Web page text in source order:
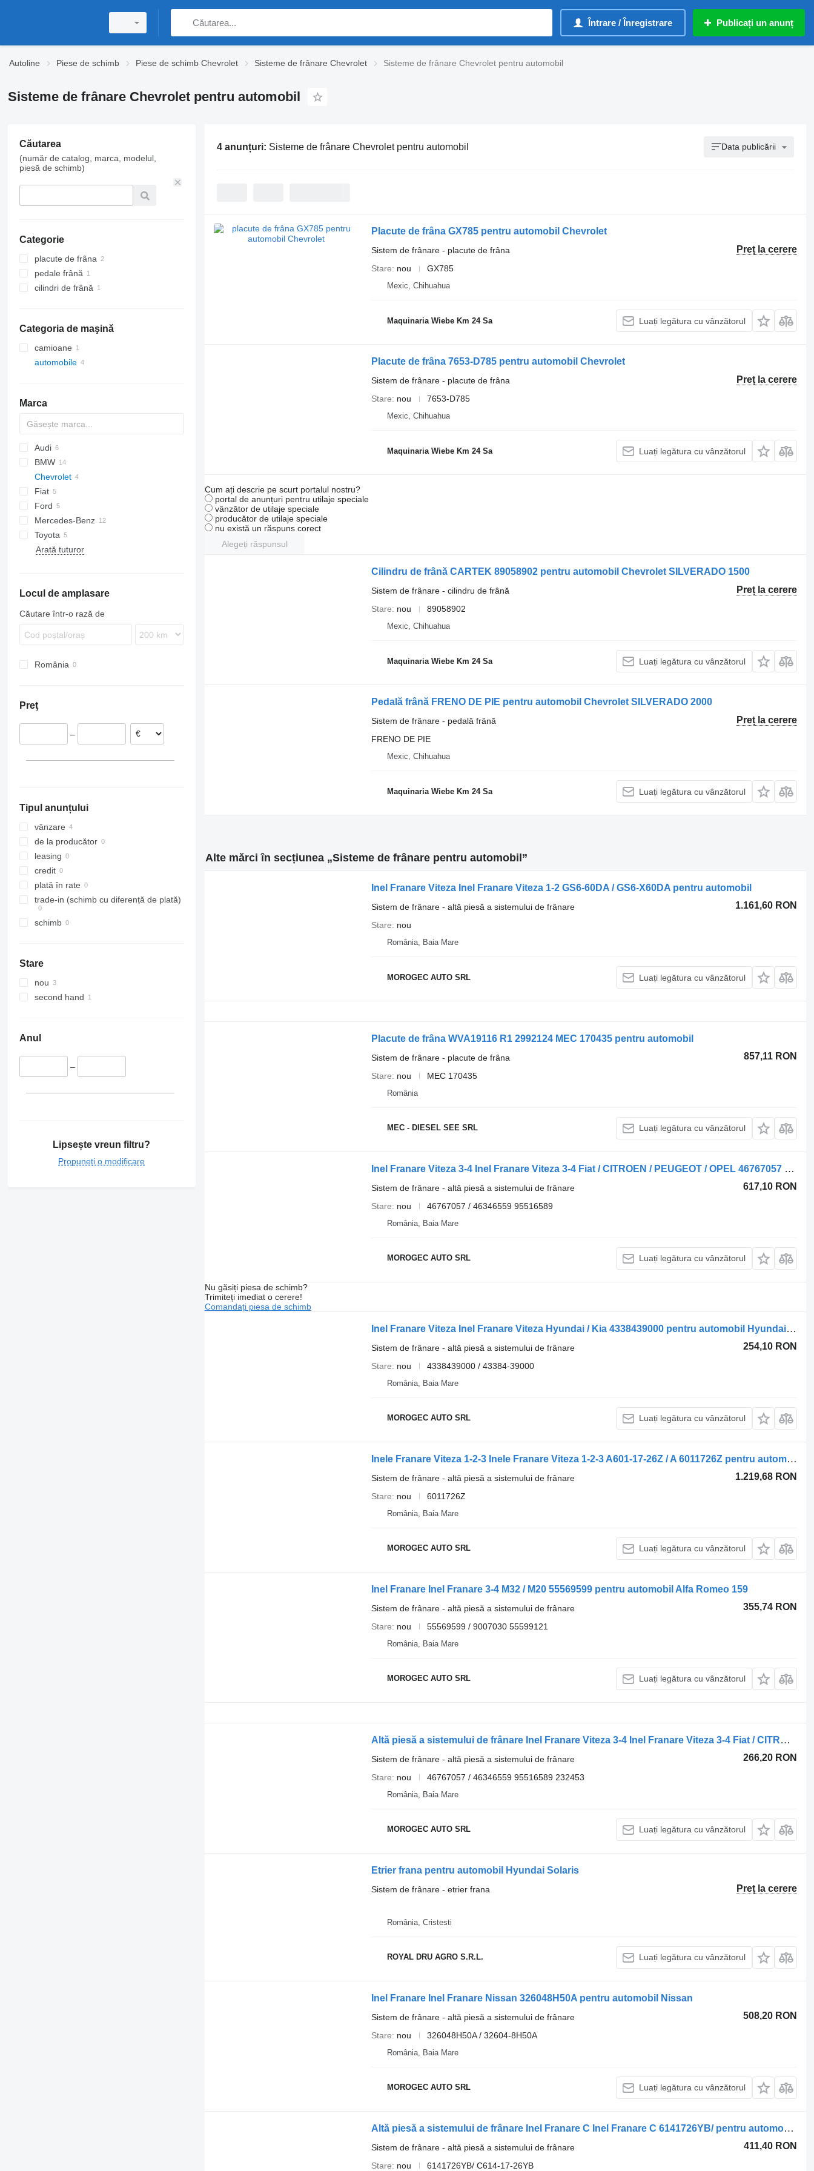
Întrare / Înregistrare Publicați un anunț
Autoline Piese de schimb Piese de schimb Chevrolet Sisteme de frânare Chevrolet Sisteme de frânare Chevrolet pentru automobil
Sisteme de frânare Chevrolet pentru automobil
Căutarea
(număr de catalog, marca, modelul,
piesă de schimb)
Categorie
placute de frâna
pedale frână
cilindri de frână
Categoria de maşină
camioane
automobile
Marca
159
Audi
A-series
Q-series
S-series
BMW
M-Series
X-Series
Chevrolet
Silverado
Silverado 1500
Berlingo
Durango
Ram
Fiat
Doblo
Ford
Ranger
Daily
Carnival
6520
Range Rover
6
CX
Mercedes-Benz
C-Class
L-series
911
Mascott
Fortwo
Toyota
Hilux
Golf
Arată tuturor
Locul de amplasare
Căutare într-o rază de
România
Preţ
–
Tipul anunțului
vânzare
de la producător
leasing
credit
plată în rate
trade-in (schimb cu diferență de plată)
schimb
Stare
nou
second hand
Anul
–
Lipsește vreun filtru?
Propuneți o modificare
4 anunțuri: Sisteme de frânare Chevrolet pentru automobil Data publicării
Placute de frâna GX785 pentru automobil Chevrolet
Preț la cerere
Sistem de frânare - placute de frâna
Stare
nou GX785
Mexic, Chihuahua
Maquinaria Wiebe Km 24 Sa Luați legătura cu vânzătorul
Placute de frâna 7653-D785 pentru automobil Chevrolet
Preț la cerere
Sistem de frânare - placute de frâna
Stare
nou 7653-D785
Mexic, Chihuahua
Maquinaria Wiebe Km 24 Sa Luați legătura cu vânzătorul
Cum ați descrie pe scurt portalul nostru?
portal de anunțuri pentru utilaje speciale
vânzător de utilaje speciale
producător de utilaje speciale
nu există un răspuns corect
Alegeți răspunsul
Cilindru de frână CARTEK 89058902 pentru automobil Chevrolet SILVERADO 1500
Preț la cerere
Sistem de frânare - cilindru de frână
Stare
nou 89058902
Mexic, Chihuahua
Maquinaria Wiebe Km 24 Sa Luați legătura cu vânzătorul
Pedală frână FRENO DE PIE pentru automobil Chevrolet SILVERADO 2000
Preț la cerere
Sistem de frânare - pedală frână
FRENO DE PIE
Mexic, Chihuahua
Maquinaria Wiebe Km 24 Sa Luați legătura cu vânzătorul
Alte mărci în secțiunea „Sisteme de frânare pentru automobil”
Inel Franare Viteza Inel Franare Viteza 1-2 GS6-60DA / GS6-X60DA pentru automobil
1.161,60 RON
Sistem de frânare - altă piesă a sistemului de frânare
Stare
nou
România, Baia Mare
MOROGEC AUTO SRL Luați legătura cu vânzătorul
Placute de frâna WVA19116 R1 2992124 MEC 170435 pentru automobil
857,11 RON
Sistem de frânare - placute de frâna
Stare
nou MEC 170435
România
MEC - DIESEL SEE SRL Luați legătura cu vânzătorul
Inel Franare Viteza 3-4 Inel Franare Viteza 3-4 Fiat / CITROEN / PEUGEOT / OPEL 46767057 pentru automobil Citroen
617,10 RON
Sistem de frânare - altă piesă a sistemului de frânare
Stare
nou 46767057 / 46346559 95516589
România, Baia Mare
MOROGEC AUTO SRL Luați legătura cu vânzătorul
Nu găsiți piesa de schimb?
Trimiteți imediat o cerere!
Comandați piesa de schimb
Inel Franare Viteza Inel Franare Viteza Hyundai / Kia 4338439000 pentru automobil Hyundai Kia
254,10 RON
Sistem de frânare - altă piesă a sistemului de frânare
Stare
nou 4338439000 / 43384-39000
România, Baia Mare
MOROGEC AUTO SRL Luați legătura cu vânzătorul
Inele Franare Viteza 1-2-3 Inele Franare Viteza 1-2-3 A601-17-26Z / A 6011726Z pentru automobil Mazda CX7 2.2 D
1.219,68 RON
Sistem de frânare - altă piesă a sistemului de frânare
Stare
nou 6011726Z
România, Baia Mare
MOROGEC AUTO SRL Luați legătura cu vânzătorul
Inel Franare Inel Franare 3-4 M32 / M20 55569599 pentru automobil Alfa Romeo 159
355,74 RON
Sistem de frânare - altă piesă a sistemului de frânare
Stare
nou 55569599 / 9007030 55599121
România, Baia Mare
MOROGEC AUTO SRL Luați legătura cu vânzătorul
Altă piesă a sistemului de frânare Inel Franare Viteza 3-4 Inel Franare Viteza 3-4 Fiat / CITROEN / PEUGEOT / OPEL AM 46767057 pentru automobil Fiat CITROEN / PEUGEOT
266,20 RON
Sistem de frânare - altă piesă a sistemului de frânare
Stare
nou 46767057 / 46346559 95516589 232453
România, Baia Mare
MOROGEC AUTO SRL Luați legătura cu vânzătorul
Etrier frana pentru automobil Hyundai Solaris
Preț la cerere
Sistem de frânare - etrier frana
România, Cristesti
ROYAL DRU AGRO S.R.L. Luați legătura cu vânzătorul
Inel Franare Inel Franare Nissan 326048H50A pentru automobil Nissan
508,20 RON
Sistem de frânare - altă piesă a sistemului de frânare
Stare
nou 326048H50A / 32604-8H50A
România, Baia Mare
MOROGEC AUTO SRL Luați legătura cu vânzătorul
Altă piesă a sistemului de frânare Inel Franare C Inel Franare C 6141726YB/ pentru automobil Mazda 6
411,40 RON
Sistem de frânare - altă piesă a sistemului de frânare
Stare
nou 6141726YB/ C614-17-26YB